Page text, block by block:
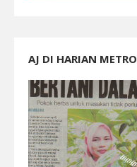
AJ DI HARIAN METRO